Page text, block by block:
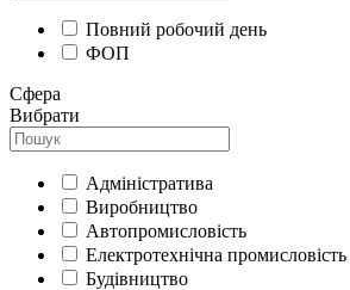
Повний робочий день
ФОП
Сфера
Вибрати
Адміністратива
Виробництво
Автопромисловість
Електротехнічна промисловість
Будівництво